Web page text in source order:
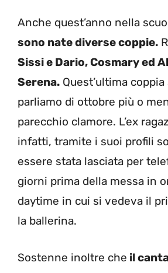
Anche quest’anno nella
sono nate diverse coppie.
Sissi e Dario, Cosmary ed
Serena. Quest’ultima coppia
parliamo di ottobre più o
parecchio clamore. L’ex
infatti, tramite i suoi profili
essere stata lasciata per
giorni prima della messa in
daytime in cui si vedeva il
la ballerina.
Sostenne inoltre che il